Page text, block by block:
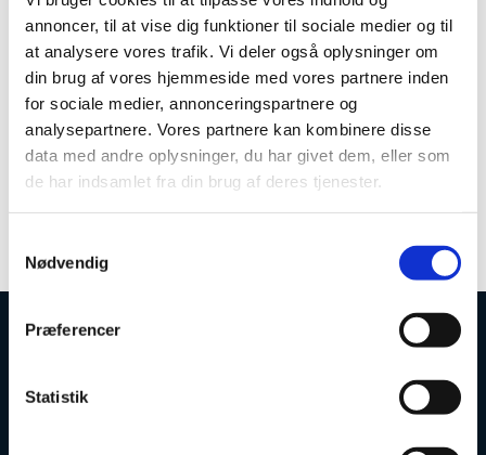
annoncer, til at vise dig funktioner til sociale medier og til
at analysere vores trafik. Vi deler også oplysninger om
din brug af vores hjemmeside med vores partnere inden
for sociale medier, annonceringspartnere og
analysepartnere. Vores partnere kan kombinere disse
data med andre oplysninger, du har givet dem, eller som
de har indsamlet fra din brug af deres tjenester.
m
Nødvendig
Præferencer
Statistik
Rune Skov Hansen
Chefkonsulent
E-mail: rsh@ufm.dk
Telefon: 72318566